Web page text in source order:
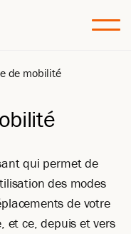
de mobilité
qui permet de
des modes
de votre
et ce, depuis et vers